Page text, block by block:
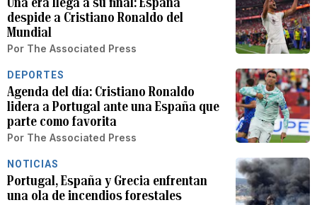
despide a Cristiano Ronaldo del
Mundial
Por The Associated Press
DEPORTES
Agenda del día: Cristiano Ronaldo
lidera a Portugal ante una España que
parte como favorita
Por The Associated Press
NOTICIAS
Portugal, España y Grecia enfrentan
una ola de incendios forestales